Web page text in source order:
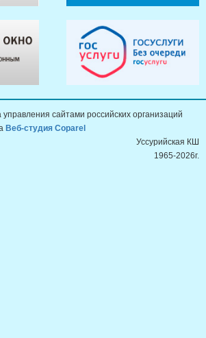
сайтами российских организаций
Веб-студия Coparel
Уссурийская КШ
1965-2026г.